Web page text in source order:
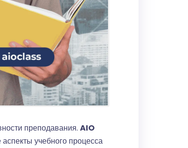
преподавания. AIO
учебного процесса